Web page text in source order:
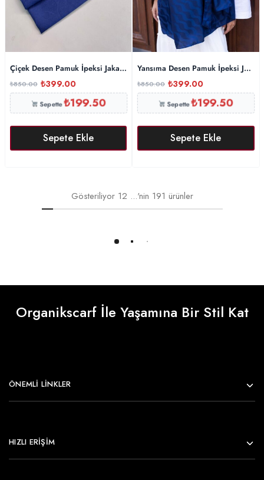
Çiçek Desen Pamuk İpeksi Jakar Şal-53354-Lacivert
₺850.00 ₺399.00
Sepette₺199.50
Sepete Ekle
Yansıma Desen Pamuk İpeksi
₺850.00 ₺399.00
Sepette₺199.50
Sepete Ekle
Gösteriliyor12 ...'nin 191 ürünler
Daha Fazlasını Yükle
Organikscarf İle Yaşamına Bir Stil Kat
ÖNEMLI LINKLER
HIZLI ERİŞİM